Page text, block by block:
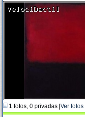
1 fotos, 0 privadas | Ver fotos